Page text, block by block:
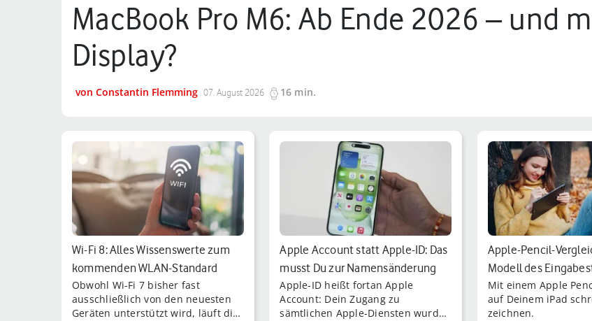
MacBook Pro M6: Ab Ende 2026 – und
Display?
von Constantin Flemming 07. August 2026 16 min.
Wi-Fi 8: Alles Wissenswerte zum
kommenden WLAN-Standard
Obwohl Wi-Fi 7 bisher fast
ausschließlich von den neuesten
Geräten unterstützt wird, läuft die
Apple Account statt Apple-ID: Das
musst Du zur Namensänderung
wis…
Apple-ID heißt fortan Apple
Account: Dein Zugang zu
sämtlichen Apple-Diensten wurde
Apple-Pencil-
Modell des
zu…
Mit einem Apple
auf Deinem iPad
zeichnen.